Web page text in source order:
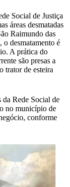
Social de Justiça
áreas desmatadas
Raimundo das
desmatamento é
A prática do
são presas a
trator de esteira
da Rede Social de
no município de
conforme